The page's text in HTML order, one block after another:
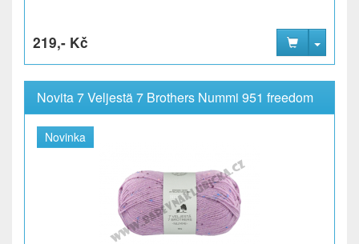
219,- Kč
Novita 7 Veljestä 7 Brothers Nummi 951 freedom
Novinka